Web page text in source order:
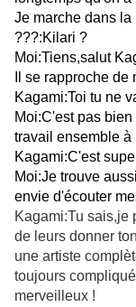
Je marche dans la
???:Kilari ?
Moi:Tiens,salut
Il se rapproche
Kagami:Toi tu ne
Moi:C'est pas
travail ensemble à
Kagami:C'est
Moi:Je trouve
envie d'écouter
Kagami:Tu sais,je
de leurs donner
une artiste
toujours
merveilleux !